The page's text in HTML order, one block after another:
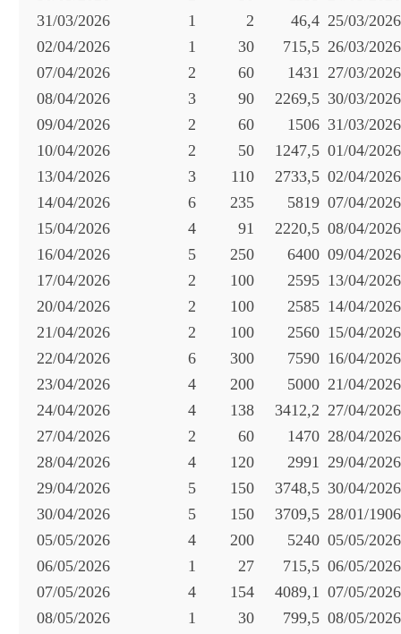
31/03/2026
1 2 46,4 25/03/2026
02/04/2026
1 30 715,5 26/03/2026
07/04/2026
2 60 1431 27/03/2026
08/04/2026
3 90 2269,5 30/03/2026
09/04/2026
2 60 1506 31/03/2026
10/04/2026
2 50 1247,5 01/04/2026
13/04/2026
3 110 2733,5 02/04/2026
14/04/2026
6 235 5819 07/04/2026
15/04/2026
4 91 2220,5 08/04/2026
16/04/2026
5 250 6400 09/04/2026
17/04/2026
2 100 2595 13/04/2026
20/04/2026
2 100 2585 14/04/2026
21/04/2026
2 100 2560 15/04/2026
22/04/2026
6 300 7590 16/04/2026
23/04/2026
4 200 5000 21/04/2026
24/04/2026
4 138 3412,2 27/04/2026
27/04/2026
2 60 1470 28/04/2026
28/04/2026
4 120 2991 29/04/2026
29/04/2026
5 150 3748,5 30/04/2026
30/04/2026
5 150 3709,5 28/01/1906
05/05/2026
4 200 5240 05/05/2026
06/05/2026
1 27 715,5 06/05/2026
07/05/2026
4 154 4089,1 07/05/2026
08/05/2026
1 30 799,5 08/05/2026